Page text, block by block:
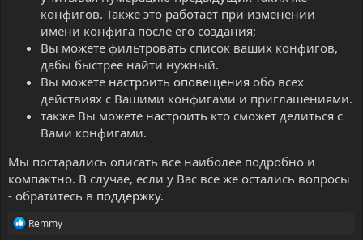
конфигов. Также это работает при изменении
имени конфига после его создания;
Вы можете фильтровать список ваших конфигов,
дабы быстрее найти нужный.
Вы можете настроить оповещения обо всех
действиях с Вашими конфигами и приглашениями.
также Вы можете настроить кто сможет делиться с
Вами конфигами.
Мы постарались описать всё наиболее подробно и
компактно. В случае, если у Вас всё же остались вопросы
- обратитесь в поддержку.
R
Remmy